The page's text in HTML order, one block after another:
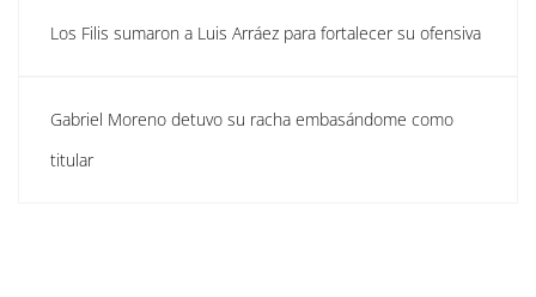
Los Filis sumaron a Luis Arráez para fortalecer su ofensiva
Gabriel Moreno detuvo su racha embasándome como
titular